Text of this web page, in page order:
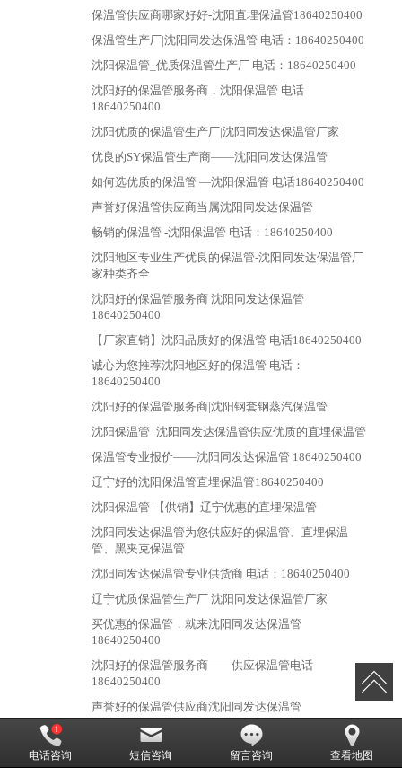
保温管供应商哪家好好-沈阳直埋保温管18640250400
保温管生产厂|沈阳同发达保温管 电话：18640250400
沈阳保温管_优质保温管生产厂 电话：18640250400
沈阳好的保温管服务商，沈阳保温管 电话
18640250400
沈阳优质的保温管生产厂|沈阳同发达保温管厂家
优良的SY保温管生产商——沈阳同发达保温管
如何选优质的保温管 —沈阳保温管 电话18640250400
声誉好保温管供应商当属沈阳同发达保温管
畅销的保温管 -沈阳保温管 电话：18640250400
沈阳地区专业生产优良的保温管-沈阳同发达保温管厂
家种类齐全
沈阳好的保温管服务商 沈阳同发达保温管
18640250400
【厂家直销】沈阳品质好的保温管 电话18640250400
诚心为您推荐沈阳地区好的保温管 电话：
18640250400
沈阳好的保温管服务商|沈阳钢套钢蒸汽保温管
沈阳保温管_沈阳同发达保温管供应优质的直埋保温管
保温管专业报价——沈阳同发达保温管 18640250400
辽宁好的沈阳保温管直埋保温管18640250400
沈阳保温管-【供销】辽宁优惠的直埋保温管
沈阳同发达保温管为您供应好的保温管、直埋保温
管、黑夹克保温管
沈阳同发达保温管专业供货商 电话：18640250400
辽宁优质保温管生产厂 沈阳同发达保温管厂家
买优惠的保温管，就来沈阳同发达保温管
18640250400
沈阳好的保温管服务商——供应保温管电话
18640250400
声誉好的保温管供应商沈阳同发达保温管
哪里买精良的保温管 ，沈阳保温管 电话18640250400
沈阳供应优良的沈阳保温管，18640250400
电话咨询 短信咨询 留言咨询 查看地图